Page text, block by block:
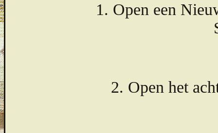
1. Open een
2. Open het